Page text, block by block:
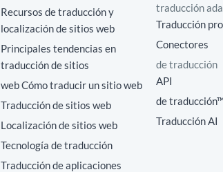
Recursos de traducción y
localización de sitios web
Principales tendencias en
traducción de sitios
web Cómo traducir un sitio web
Traducción de sitios web
Localización de sitios web
Tecnología de traducción
Traducción de aplicaciones
traducción
Traducción
Conectores
de traducción
API
de traducción™
Traducción AI